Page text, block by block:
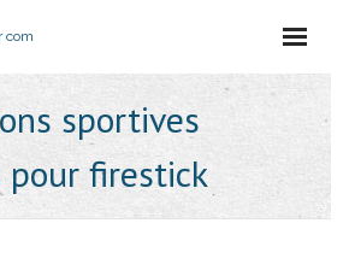
com
sportives
firestick